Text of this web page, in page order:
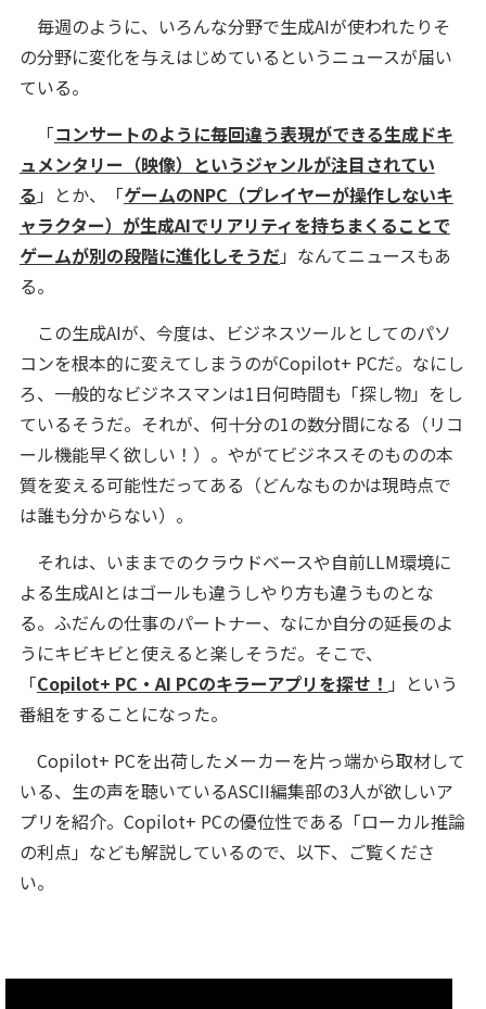
毎週のように、いろんな分野で生成AIが使われたりそ
の分野に変化を与えはじめているというニュースが届い
ている。
「コンサートのように毎回違う表現ができる生成ドキ
ュメンタリー（映像）というジャンルが注目されてい
る 」とか、「ゲームのNPC（プレイヤーが操作しないキ
ャラクター）が生成AIでリアリティを持ちまくることで
ゲームが別の段階に進化しそうだ」なんてニュースもあ
る。
この生成AIが、今度は、ビジネスツールとしてのパソ
コンを根本的に変えてしまうのがCopilot+ PCだ。なにし
ろ、一般的なビジネスマンは1日何時間も「探し物」をし
ているそうだ。それが、何十分の1の数分間になる（リコ
ール機能早く欲しい！）。やがてビジネスそのものの本
質を変える可能性だってある（どんなものかは現時点で
は誰も分からない）。
それは、いままでのクラウドベースや自前LLM環境に
よる生成AIとはゴールも違うしやり方も違うものとな
る。ふだんの仕事のパートナー、なにか自分の延長のよ
うにキビキビと使えると楽しそうだ。そこで、
「Copilot+ PC・AI PCのキラーアプリを探せ！ 」という
番組をすることになった。
Copilot+ PCを出荷したメーカーを片っ端から取材して
いる、生の声を聴いているASCII編集部の3人が欲しいア
プリを紹介。Copilot+ PCの優位性である「ローカル推論
の利点」なども解説しているので、以下、ご覧くださ
い。